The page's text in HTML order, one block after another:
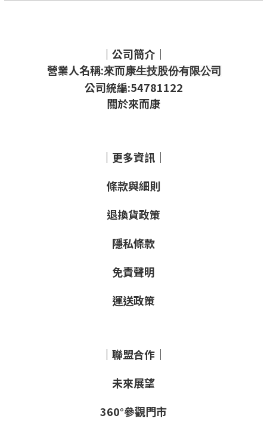
｜公司簡介｜
營業人名稱:來而康生技股份有限公司
公司統編:54781122
關於來而康
｜更多資訊｜
條款與細則
退換貨政策
隱私條款
免責聲明
運送政策
｜聯盟合作｜
未來展望
360°參觀門市